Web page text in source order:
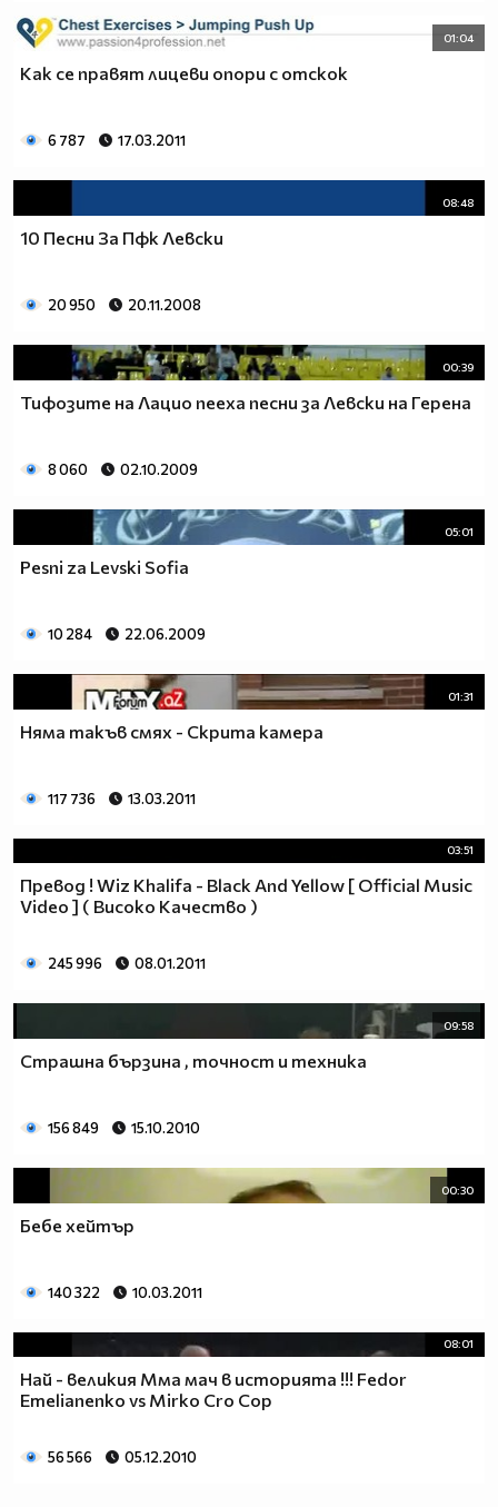
01:04
Как се правят лицеви опори с отскок
6 787 17.03.2011
08:48
10 Песни За Пфк Левски
20 950 20.11.2008
00:39
Тифозите на Лацио пееха песни за Левски на Герена
8 060 02.10.2009
05:01
Pesni za Levski Sofia
10 284 22.06.2009
01:31
Няма такъв смях - Скрита камера
117 736 13.03.2011
03:51
Превод ! Wiz Khalifa - Black And Yellow [ Official Music
Video ] ( Високо Качество )
245 996 08.01.2011
09:58
Страшна бързина , точност и техника
156 849 15.10.2010
00:30
Бебе хейтър
140 322 10.03.2011
08:01
Най - великия Мма мач в историята !!! Fedor
Emelianenko vs Mirko Cro Cop
56 566 05.12.2010